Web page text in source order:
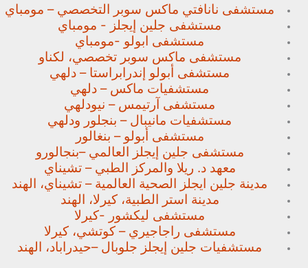
مستشفى نانافتي ماكس سوبر التخصصي – مومباي
مستشفى جلين إيجلز - مومباي
مستشفى ابولو -مومباي
مستشفى ماكس سوبر تخصصي، لكناو
مستشفى أبولو إندرابراستا – دلهي
مستشفيات ماكس – دلهي
مستشفى آرتيمس – نيودلهي
مستشفيات مانيبال – بنجلور ودلهي
مستشفى أبولو – بنغالور
مستشفى جلين إيجلز العالمي –بنجالورو
معهد د. ريلا والمركز الطبي – تشيناي
مدينة جلين ايجلز الصحية العالمية – تشيناي، الهند
مدينة استر الطبية، كيرلا، الهند
مستشفى ليكشور -كيرلا
مستشفى راجاجيري – كوتشي، كيرلا
مستشفيات جلين إيجلز جلوبال –حيدراباد، الهند